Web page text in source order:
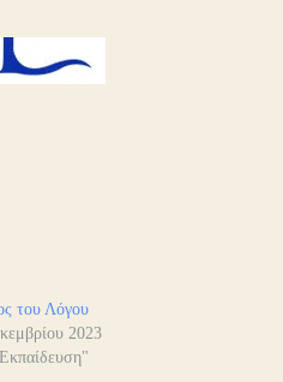
του Λόγου
2023